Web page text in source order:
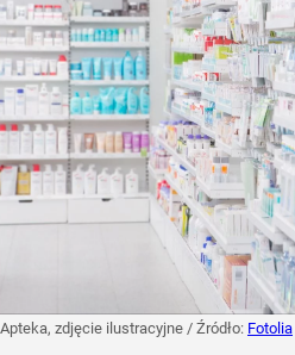
Apteka, zdjęcie ilustracyjne / Źródło: Fotolia